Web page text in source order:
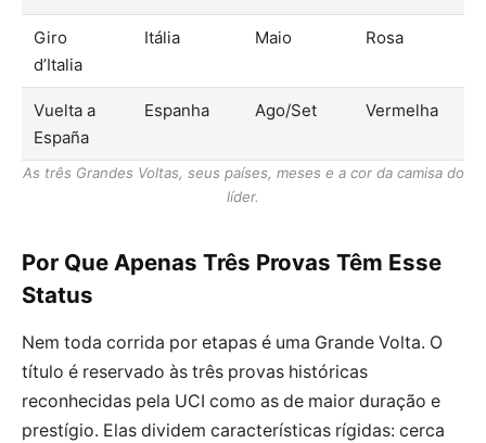
Giro
d’Italia
Itália Maio Rosa
Vuelta a
España
Espanha Ago/Set Vermelha
As três Grandes Voltas, seus países, meses e a cor da camisa do
líder.
Por Que Apenas Três Provas Têm Esse
Status
Nem toda corrida por etapas é uma Grande Volta. O
título é reservado às três provas históricas
reconhecidas pela UCI como as de maior duração e
prestígio. Elas dividem características rígidas: cerca